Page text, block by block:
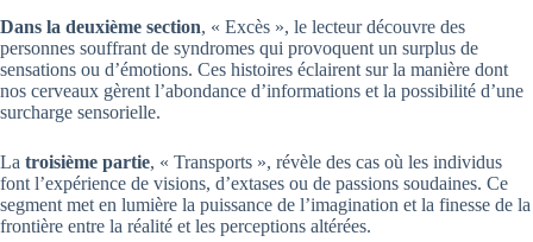
Dans la deuxième section, « Excès », le lecteur découvre des
personnes souffrant de syndromes qui provoquent un surplus de
sensations ou d’émotions. Ces histoires éclairent sur la manière dont
nos cerveaux gèrent l’abondance d’informations et la possibilité d’une
surcharge sensorielle.
La troisième partie, « Transports », révèle des cas où les individus
font l’expérience de visions, d’extases ou de passions soudaines. Ce
segment met en lumière la puissance de l’imagination et la finesse de la
frontière entre la réalité et les perceptions altérées.